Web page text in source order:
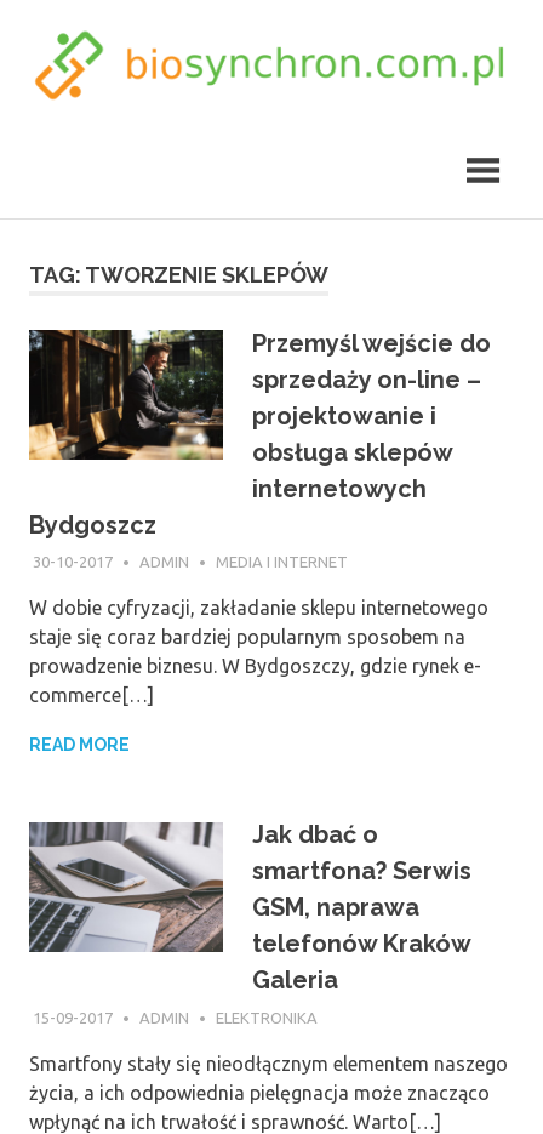
content
TAG: TWORZENIE SKLEPÓW
Przemyśl wejście do
sprzedaży on-line –
projektowanie i
obsługa sklepów
internetowych
Bydgoszcz
30-10-2017 ADMIN MEDIA I INTERNET
W dobie cyfryzacji, zakładanie sklepu internetowego
staje się coraz bardziej popularnym sposobem na
prowadzenie biznesu. W Bydgoszczy, gdzie rynek e-
commerce[…]
READ MORE
Jak dbać o
smartfona? Serwis
GSM, naprawa
telefonów Kraków
Galeria
15-09-2017 ADMIN ELEKTRONIKA
Smartfony stały się nieodłącznym elementem naszego
życia, a ich odpowiednia pielęgnacja może znacząco
wpłynąć na ich trwałość i sprawność. Warto[…]